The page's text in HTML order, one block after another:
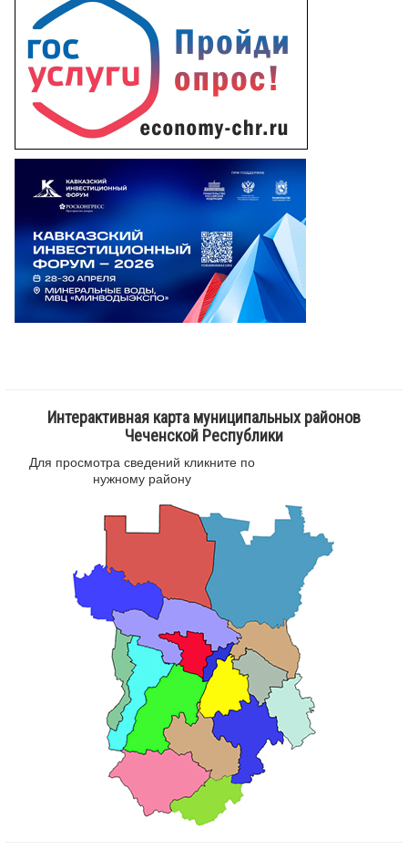
Интерактивная карта муниципальных районов
Чеченской Республики
Для просмотра сведений кликните по
нужному району